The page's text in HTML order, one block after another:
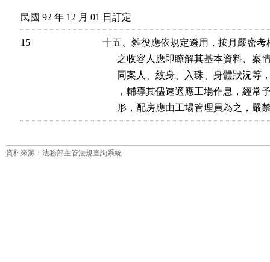
民國 92 年 12 月 01 日訂定
15
十五、雜役應依規定遴用，按月嚴密
之收容人應即瞭解其基本資料、
同案人、紋身、入珠、身體狀況
，輔導其儘速適應工場作息，經
形，配房應由工場管理員為之，嚴
資料來源：法務部主管法規查詢系統